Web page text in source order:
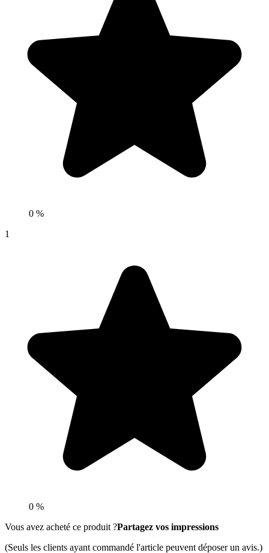
0 %
1
0 %
Vous avez acheté ce produit ?Partagez vos impressions
(Seuls les clients ayant commandé l'article peuvent déposer un avis.)